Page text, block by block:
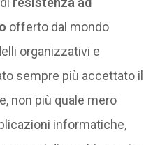
offerto dal mondo
organizzativi e
sempre più accettato il
non più quale mero
informatiche,